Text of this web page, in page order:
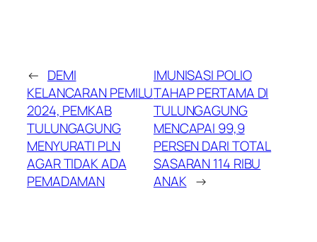
← DEMI
KELANCARAN PEMILU
2024, PEMKAB
TULUNGAGUNG
MENYURATI PLN
AGAR TIDAK ADA
PEMADAMAN
IMUNISASI POLIO
TAHAP PERTAMA DI
TULUNGAGUNG
MENCAPAI 99,9
PERSEN DARI TOTAL
SASARAN 114 RIBU
ANAK →